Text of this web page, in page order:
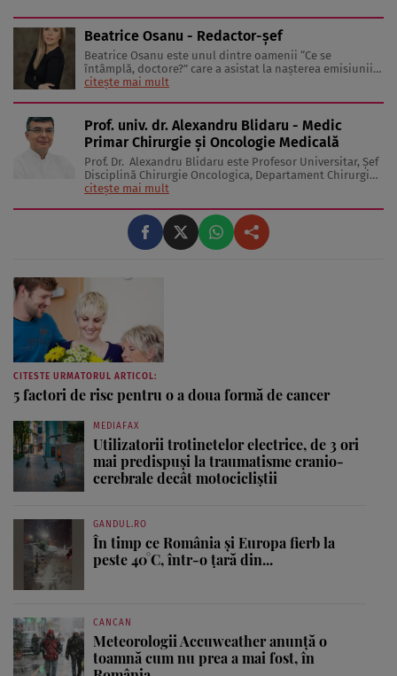
Beatrice Osanu - Redactor-şef
Beatrice Osanu este unul dintre oamenii “Ce se
întâmplă, doctore?” care a asistat la naşterea emisiunii
în 2002 şi a revistei în 2005. În anii care au trecut de
au inspirat-o, ...
citește mai mult
Prof. univ. dr. Alexandru Blidaru - Medic
Primar Chirurgie și Oncologie Medicală
Prof. Dr. Alexandru Blidaru este Profesor Universitar, Șef
Disciplină Chirurgie Oncologica, Departament Chirurgie -
Universitatea de Medicină și Farmacie "Carol Davila",
II – Institutul Oncologic “Prof. Dr. Al. Trestioreanu” ...
citește mai mult
CITESTE URMATORUL ARTICOL:
5 factori de risc pentru o a doua formă de cancer
MEDIAFAX
Utilizatorii trotinetelor electrice, de 3 ori
mai predispuși la traumatisme cranio-
cerebrale decât motocicliștii
GANDUL.RO
În timp ce România și Europa fierb la
peste 40°C, într-o țară din...
CANCAN
Meteorologii Accuweather anunță o
toamnă cum nu prea a mai fost, în